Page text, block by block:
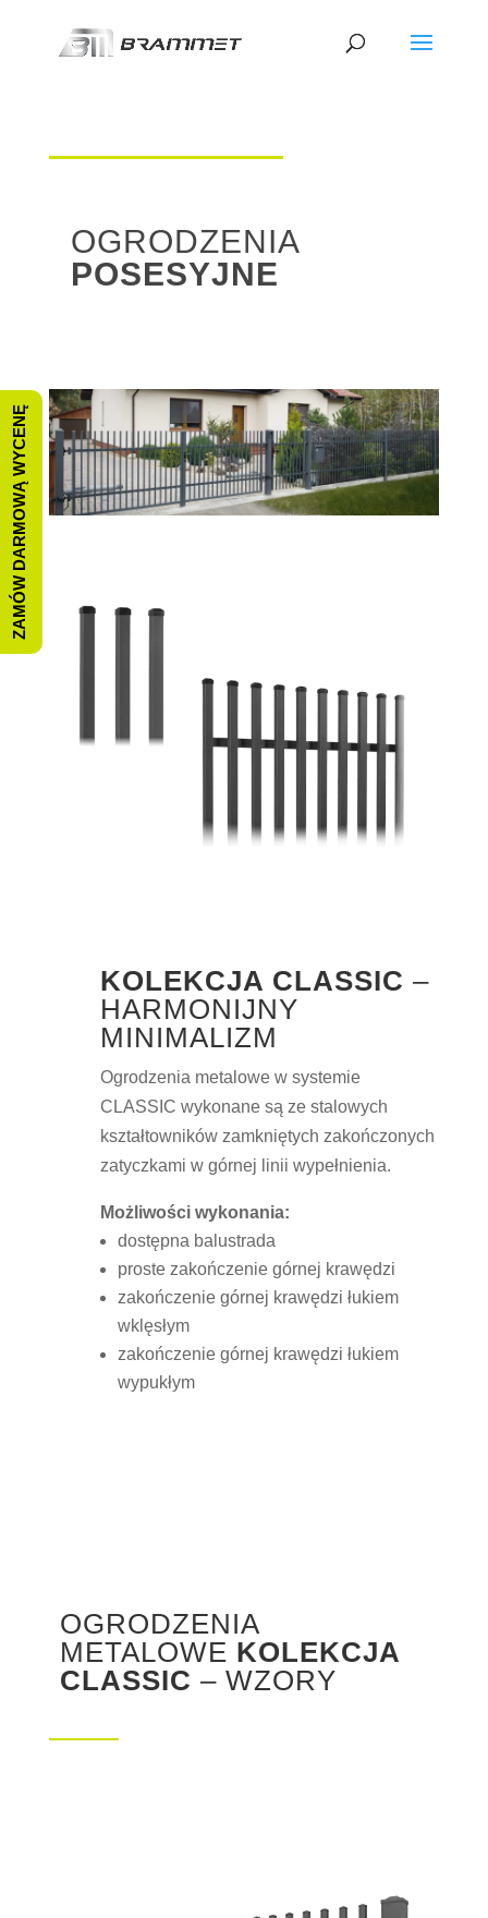
OGRODZENIA
POSESYJNE
KOLEKCJA CLASSIC –
HARMONIJNY
MINIMALIZM
Ogrodzenia metalowe w systemie
CLASSIC wykonane są ze stalowych
kształtowników zamkniętych zakończonych
zatyczkami w górnej linii wypełnienia.
Możliwości wykonania:
dostępna balustrada
proste zakończenie górnej krawędzi
zakończenie górnej krawędzi łukiem
wklęsłym
zakończenie górnej krawędzi łukiem
wypukłym
OGRODZENIA
METALOWE KOLEKCJA
CLASSIC – WZORY
ZAMÓW DARMOWĄ WYCENĘ